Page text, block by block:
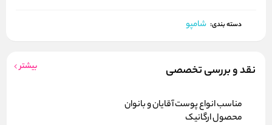
دسته بندی: شامپو
نقد و بررسی تخصصی بیشتر
مناسب انواع پوست آقایان و بانوان
محصول ارگانیک